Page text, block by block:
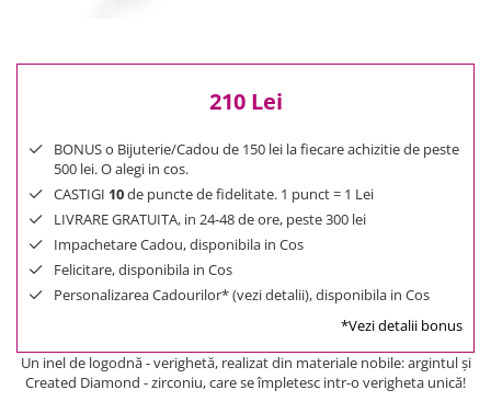
210 Lei
BONUS o Bijuterie/Cadou de 150 lei la fiecare achizitie de peste
500 lei. O alegi in cos.
CASTIGI 10de puncte de fidelitate. 1 punct = 1 Lei
LIVRARE GRATUITA, in 24-48 de ore, peste 300 lei
Impachetare Cadou, disponibila in Cos
Felicitare, disponibila in Cos
Personalizarea Cadourilor* (vezi detalii), disponibila in Cos
*Vezi detalii bonus
Un inel de logodnă - verighetă, realizat din materiale nobile: argintul şi
Created Diamond - zirconiu, care se împletesc intr-o verigheta unică!